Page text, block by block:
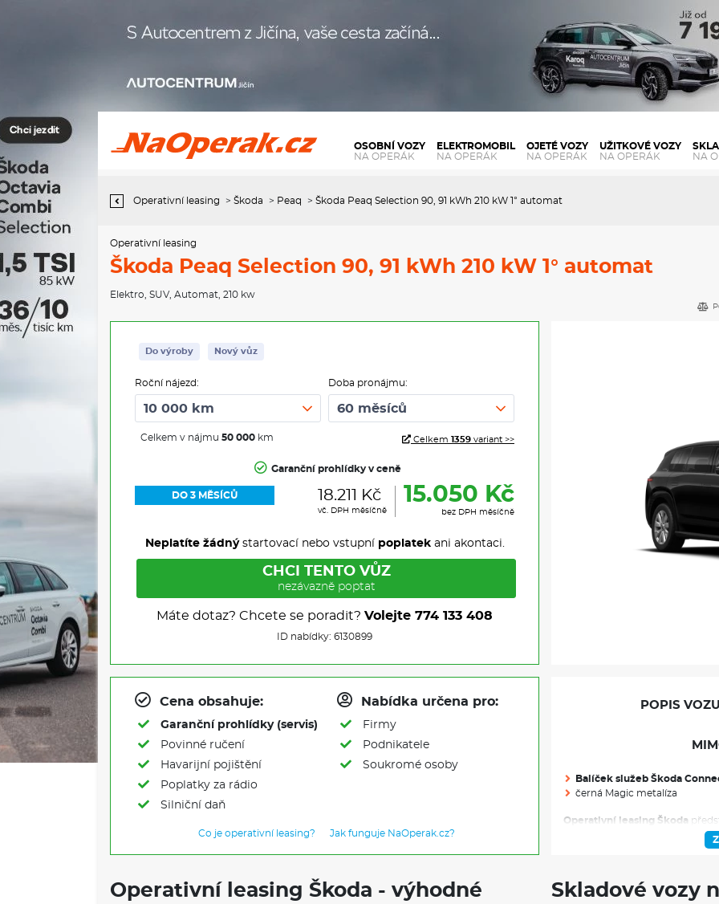
Operativní leasing Škoda Peaq Selection 90, 91 kWh 210 kW 1°
automat
OSOBNÍ VOZY
NA OPERÁK
ELEKTROMOBIL
NA OPERÁK
OJETÉ VOZY
NA OPERÁK
UŽITKOVÉ VOZY
NA OPERÁK
NA
Operativní leasing > Škoda > Peaq > Škoda Peaq Selection 90, 91 kWh 210 kW 1° automat
Operativní leasing
Škoda Peaq Selection 90, 91 kWh 210 kW 1° automat
Elektro SUV, Automat , 210 kw
Do výroby Nový vůz
Roční nájezd:
Celkem v nájmu 50 000 km
Doba pronájmu:
Celkem 1359 variant >>
Garanční prohlídky v ceně
DO 3 MĚSÍCŮ 18.211 Kč
vč. DPH měsíčně
15.050 Kč
bez DPH měsíčně
Neplatíte žádnýstartovací nebo vstupní poplatekani akontaci.
CHCI TENTO VŮZ
nezávazně poptat
Máte dotaz? Chcete se poradit? Volejte 774 133 408
ID nabídky: 6130899
Cena obsahuje:
Garanční prohlídky (servis)
Povinné ručení
Havarijní pojištění
Poplatky za rádio
Silniční daň
Nabídka určena pro:
Firmy
Podnikatele
Soukromé osoby
Co je operativní leasing? Jak funguje NaOperak.cz?
POPIS
Balíček služeb Škoda
černá Magic metalíza
Operativní leasing Škoda
soukromé osoby. Tento
voze bez nutnosti jeho koupě.
Škoda ElroqaŠkoda Enyaq na
Operativní leasing Škoda - výhodné
Skladové vozy